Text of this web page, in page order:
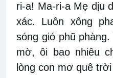
ri-a! Ma-ri-a Mẹ dịu
xác. Luôn xông
sóng gió phũ
mờ, ôi bao nhiêu
lòng con mơ quê trời